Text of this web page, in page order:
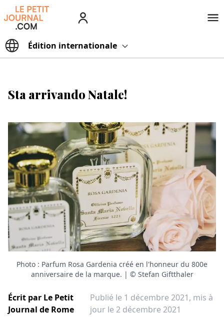
Édition internationale
Sta arrivando Natale!
Photo : Parfum Rosa Gardenia créé en l'honneur du 800e
anniversaire de la marque. | © Stefan Giftthaler
Écrit par Le Petit
Journal de Rome
Publié le 1 décembre 2021, mis à
jour le 2 décembre 2021